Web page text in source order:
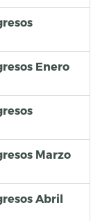
Enero
Marzo
Abril